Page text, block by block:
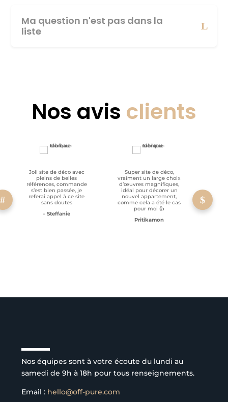
Ma question n'est pas dans la
liste
Nos avis clients
Joli site de déco avec
pleins de belles
références, commande
s’est bien passée, je
referai appel à ce site
sans doutes
– Steffanie
Super site de déco,
vraiment un large choix
d’œuvres magnifiques,
idéal pour décorer un
nouvel appartement,
comme cela a été le cas
pour moi 👍
Pritikamon
Nos équipes sont à votre écoute du lundi au
samedi de 9h à 18h pour tous renseignements.
Email : hello@off-pure.com